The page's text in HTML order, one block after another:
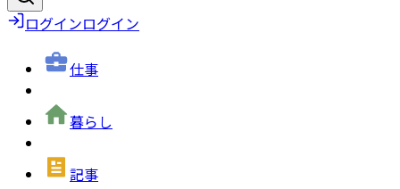
ログインログイン
仕事
暮らし
記事